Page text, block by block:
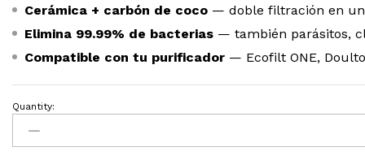
Cerámica + carbón de coco — doble filtración en un
Elimina 99.99% de bacterias — también parásitos,
Compatible con tu purificador — Ecofilt ONE,
Quantity: